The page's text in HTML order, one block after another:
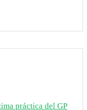
práctica del GP